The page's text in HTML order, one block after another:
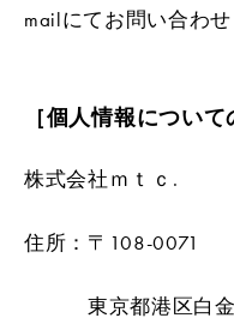
mailにてお問い合わせ
［個人情報につい
株式会社ｍｔｃ.
住所：〒108-0071
東京都港区白金